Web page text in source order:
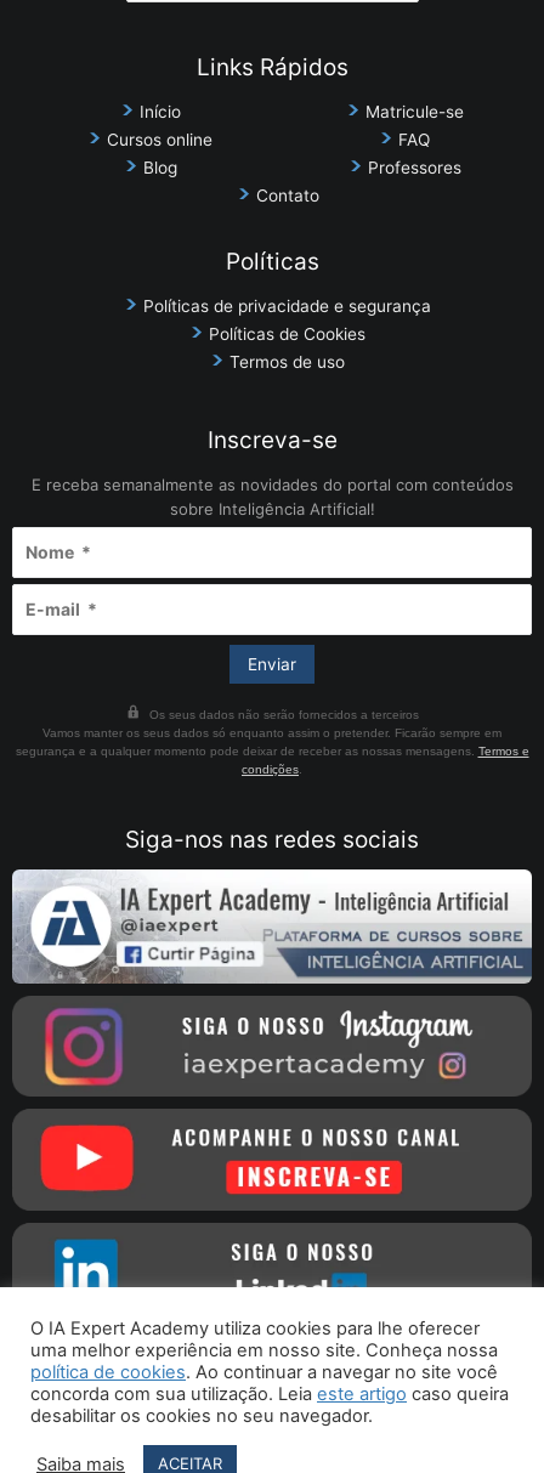
Links Rápidos
Início
Matricule-se
Cursos online
FAQ
Blog
Professores
Contato
Políticas
Políticas de privacidade e segurança
Políticas de Cookies
Termos de uso
Inscreva-se
E receba semanalmente as novidades do portal com conteúdos
sobre Inteligência Artificial!
Os seus dados não serão fornecidos a terceiros
Vamos manter os seus dados só enquanto assim o pretender. Ficarão sempre em
segurança e a qualquer momento pode deixar de receber as nossas mensagens. Termos e
condições.
Siga-nos nas redes sociais
Copyright © 2016 - 2026 - IA Expert Academy
| CNPJ
CEP 89400-000
O IA Expert Academy utiliza cookies para lhe oferecer
uma melhor experiência em nosso site. Conheça nossa
política de cookies. Ao continuar a navegar no site você
concorda com sua utilização. Leia este artigo caso queira
desabilitar os cookies no seu navegador.
Saiba mais ACEITAR